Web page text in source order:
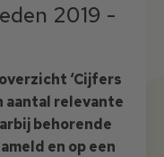
2019 -
‘Cijfers
aantal relevante
behorende
en op een